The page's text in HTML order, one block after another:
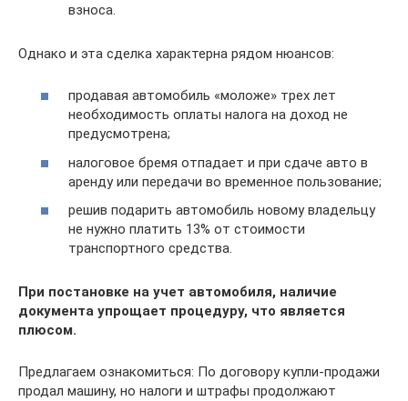
взноса.
Однако и эта сделка характерна рядом нюансов:
продавая автомобиль «моложе» трех лет
необходимость оплаты налога на доход не
предусмотрена;
налоговое бремя отпадает и при сдаче авто в
аренду или передачи во временное пользование;
решив подарить автомобиль новому владельцу
не нужно платить 13% от стоимости
транспортного средства.
При постановке на учет автомобиля, наличие
документа упрощает процедуру, что является
плюсом.
Предлагаем ознакомиться: По договору купли-продажи
продал машину, но налоги и штрафы продолжают